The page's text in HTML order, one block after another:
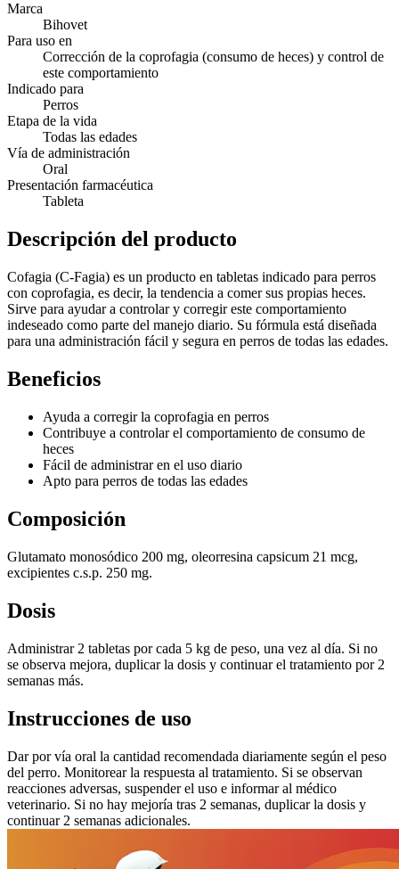
Marca
Bihovet
Para uso en
Corrección de la coprofagia (consumo de heces) y control de
este comportamiento
Indicado para
Perros
Etapa de la vida
Todas las edades
Vía de administración
Oral
Presentación farmacéutica
Tableta
Descripción del producto
Cofagia (C-Fagia) es un producto en tabletas indicado para perros
con coprofagia, es decir, la tendencia a comer sus propias heces.
Sirve para ayudar a controlar y corregir este comportamiento
indeseado como parte del manejo diario. Su fórmula está diseñada
para una administración fácil y segura en perros de todas las edades.
Beneficios
Ayuda a corregir la coprofagia en perros
Contribuye a controlar el comportamiento de consumo de
heces
Fácil de administrar en el uso diario
Apto para perros de todas las edades
Composición
Glutamato monosódico 200 mg, oleorresina capsicum 21 mcg,
excipientes c.s.p. 250 mg.
Dosis
Administrar 2 tabletas por cada 5 kg de peso, una vez al día. Si no
se observa mejora, duplicar la dosis y continuar el tratamiento por 2
semanas más.
Instrucciones de uso
Dar por vía oral la cantidad recomendada diariamente según el peso
del perro. Monitorear la respuesta al tratamiento. Si se observan
reacciones adversas, suspender el uso e informar al médico
veterinario. Si no hay mejoría tras 2 semanas, duplicar la dosis y
continuar 2 semanas adicionales.